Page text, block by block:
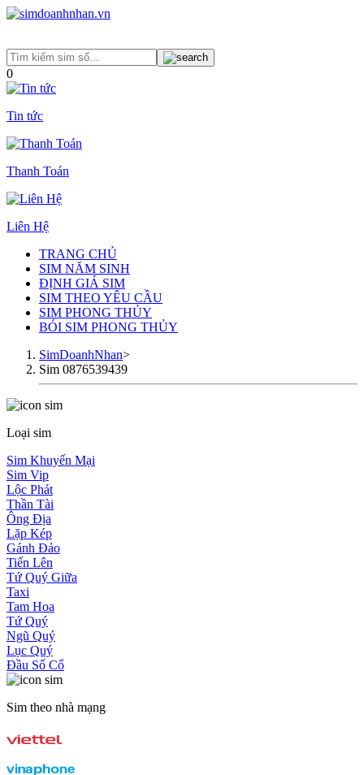
0
Tin tức
Thanh Toán
Liên Hệ
TRANG CHỦ
SIM NĂM SINH
ĐỊNH GIÁ SIM
SIM THEO YÊU CẦU
SIM PHONG THỦY
BÓI SIM PHONG THỦY
SimDoanhNhan>
Sim 0876539439
Loại sim
Sim Khuyến Mại
Sim Vip
Lộc Phát
Thần Tài
Ông Địa
Lặp Kép
Gánh Đảo
Tiến Lên
Tứ Quý Giữa
Taxi
Tam Hoa
Tứ Quý
Ngũ Quý
Lục Quý
Đầu Số Cổ
Sim theo nhà mạng